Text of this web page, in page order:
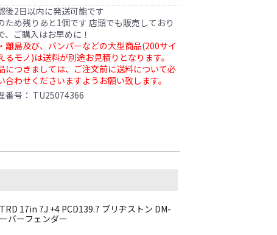
後2日以内に発送可能です
ため残りあと1個です 店頭でも販売しており
、ご購入はお早めに！
離島及び、バンパーなどの大型商品(200サイ
るモノ)は送料が別途お見積りとなります。
につきましては、ご注文前に送料について必
合わせくださいますようお願い致します。
番号： TU25074366
17in 7J +4 PCD139.7 ブリヂストン DM-
バーフェンダー